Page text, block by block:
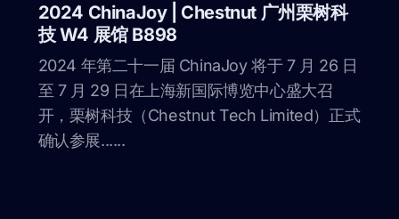
2024 ChinaJoy | Chestnut 广州栗树科
技 W4 展馆 B898
2024 年第二十一届 ChinaJoy 将于 7 月 26 日
至 7 月 29 日在上海新国际博览中心盛大召
开，栗树科技（Chestnut Tech Limited）正式
确认参展......